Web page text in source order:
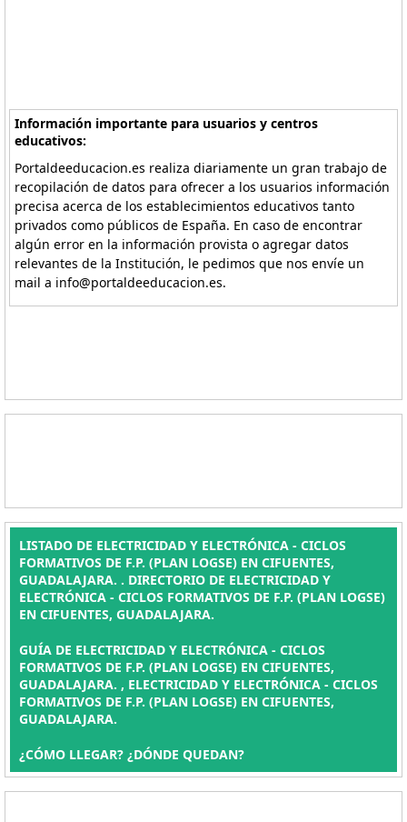
Información importante para usuarios y centros
educativos:
Portaldeeducacion.es realiza diariamente un gran trabajo de
recopilación de datos para ofrecer a los usuarios información
precisa acerca de los establecimientos educativos tanto
privados como públicos de España. En caso de encontrar
algún error en la información provista o agregar datos
relevantes de la Institución, le pedimos que nos envíe un
mail a info@portaldeeducacion.es.
LISTADO DE ELECTRICIDAD Y ELECTRÓNICA - CICLOS
FORMATIVOS DE F.P. (PLAN LOGSE) EN CIFUENTES,
GUADALAJARA. . DIRECTORIO DE ELECTRICIDAD Y
ELECTRÓNICA - CICLOS FORMATIVOS DE F.P. (PLAN LOGSE)
EN CIFUENTES, GUADALAJARA.
GUÍA DE ELECTRICIDAD Y ELECTRÓNICA - CICLOS
FORMATIVOS DE F.P. (PLAN LOGSE) EN CIFUENTES,
GUADALAJARA. , ELECTRICIDAD Y ELECTRÓNICA - CICLOS
FORMATIVOS DE F.P. (PLAN LOGSE) EN CIFUENTES,
GUADALAJARA.
¿CÓMO LLEGAR? ¿DÓNDE QUEDAN?